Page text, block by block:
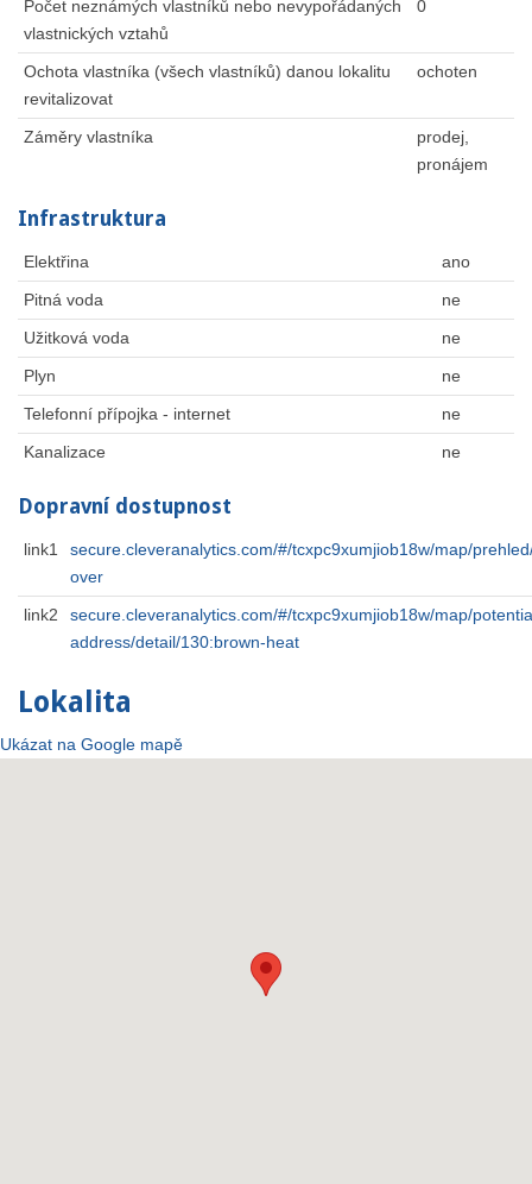
Počet neznámých vlastníků nebo nevypořádaných
vlastnických vztahů
0
Ochota vlastníka (všech vlastníků) danou lokalitu
revitalizovat
ochoten
Záměry vlastníka
prodej,
pronájem
Infrastruktura
Elektřina
ano
Pitná voda
ne
Užitková voda
ne
Plyn
ne
Telefonní přípojka - internet
ne
Kanalizace
ne
Dopravní dostupnost
link1
secure.cleveranalytics.com/#/tcxpc9xumjiob18w/map/
over
link2
secure.cleveranalytics.com/#/tcxpc9xumjiob18w/map/
address/detail/130:brown-heat
Lokalita
Ukázat na Google mapě